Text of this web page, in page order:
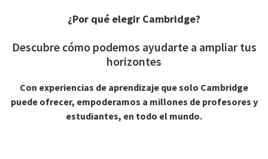
¿Por qué elegir Cambridge?
Descubre cómo podemos ayudarte a ampliar tus
horizontes
Con experiencias de aprendizaje que solo Cambridge
puede ofrecer, empoderamos a millones de profesores y
estudiantes, en todo el mundo.